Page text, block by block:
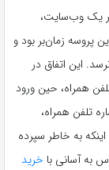
یک وب‌سایت،
پروسه زمان‌بر بود و
این اتفاق در
همراه، حین ورود
تلفن همراه،
به خاطر سپرده
به آسانی با خرید